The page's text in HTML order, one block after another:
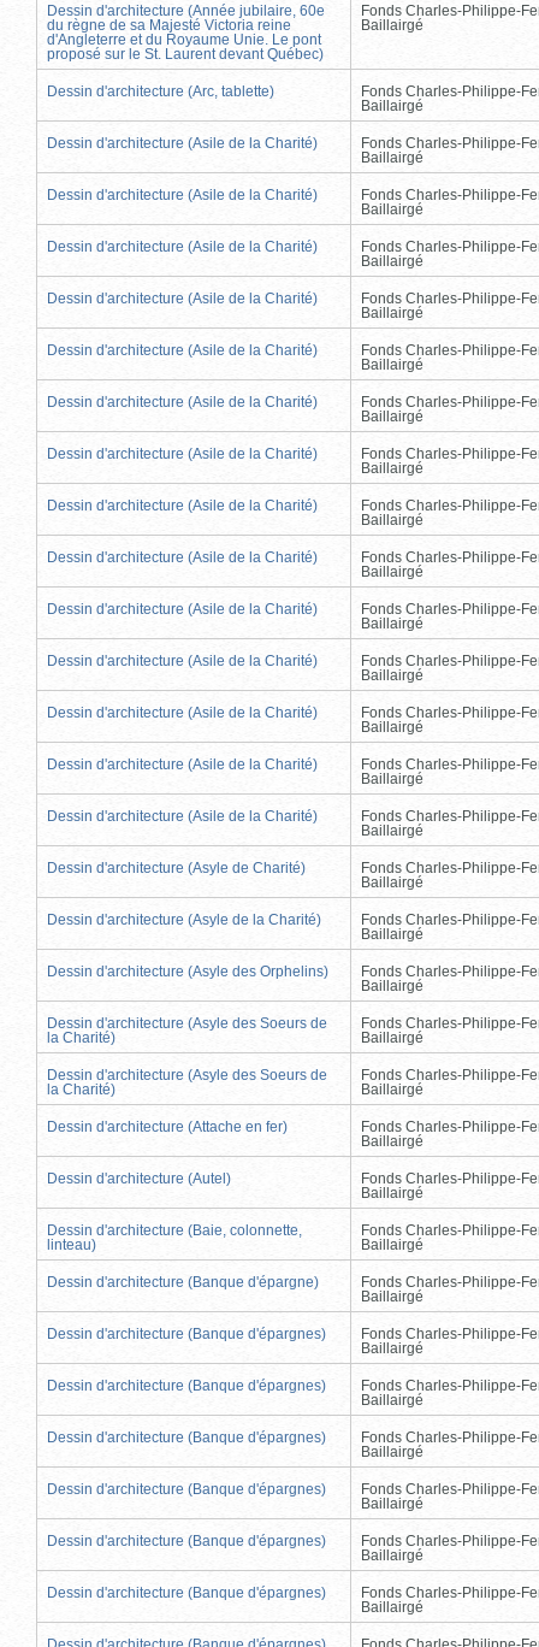
Dessin d'architecture (Année jubilaire, 60e
du règne de sa Majesté Victoria reine
d'Angleterre et du Royaume Unie. Le pont
proposé sur le St. Laurent devant Québec)
Fonds Charles-Philippe-
Baillairgé
Dessin d'architecture (Arc, tablette)
Fonds Charles-Philippe-
Baillairgé
Dessin d'architecture (Asile de la Charité)
Fonds Charles-Philippe-
Baillairgé
Dessin d'architecture (Asile de la Charité)
Fonds Charles-Philippe-
Baillairgé
Dessin d'architecture (Asile de la Charité)
Fonds Charles-Philippe-
Baillairgé
Dessin d'architecture (Asile de la Charité)
Fonds Charles-Philippe-
Baillairgé
Dessin d'architecture (Asile de la Charité)
Fonds Charles-Philippe-
Baillairgé
Dessin d'architecture (Asile de la Charité)
Fonds Charles-Philippe-
Baillairgé
Dessin d'architecture (Asile de la Charité)
Fonds Charles-Philippe-
Baillairgé
Dessin d'architecture (Asile de la Charité)
Fonds Charles-Philippe-
Baillairgé
Dessin d'architecture (Asile de la Charité)
Fonds Charles-Philippe-
Baillairgé
Dessin d'architecture (Asile de la Charité)
Fonds Charles-Philippe-
Baillairgé
Dessin d'architecture (Asile de la Charité)
Fonds Charles-Philippe-
Baillairgé
Dessin d'architecture (Asile de la Charité)
Fonds Charles-Philippe-
Baillairgé
Dessin d'architecture (Asile de la Charité)
Fonds Charles-Philippe-
Baillairgé
Dessin d'architecture (Asile de la Charité)
Fonds Charles-Philippe-
Baillairgé
Dessin d'architecture (Asyle de Charité)
Fonds Charles-Philippe-
Baillairgé
Dessin d'architecture (Asyle de la Charité)
Fonds Charles-Philippe-
Baillairgé
Dessin d'architecture (Asyle des Orphelins)
Fonds Charles-Philippe-
Baillairgé
Dessin d'architecture (Asyle des Soeurs de
la Charité)
Fonds Charles-Philippe-
Baillairgé
Dessin d'architecture (Asyle des Soeurs de
la Charité)
Fonds Charles-Philippe-
Baillairgé
Dessin d'architecture (Attache en fer)
Fonds Charles-Philippe-
Baillairgé
Dessin d'architecture (Autel)
Fonds Charles-Philippe-
Baillairgé
Dessin d'architecture (Baie, colonnette,
linteau)
Fonds Charles-Philippe-
Baillairgé
Dessin d'architecture (Banque d'épargne)
Fonds Charles-Philippe-
Baillairgé
Dessin d'architecture (Banque d'épargnes)
Fonds Charles-Philippe-
Baillairgé
Dessin d'architecture (Banque d'épargnes)
Fonds Charles-Philippe-
Baillairgé
Dessin d'architecture (Banque d'épargnes)
Fonds Charles-Philippe-
Baillairgé
Dessin d'architecture (Banque d'épargnes)
Fonds Charles-Philippe-
Baillairgé
Dessin d'architecture (Banque d'épargnes)
Fonds Charles-Philippe-
Baillairgé
Dessin d'architecture (Banque d'épargnes)
Fonds Charles-Philippe-
Baillairgé